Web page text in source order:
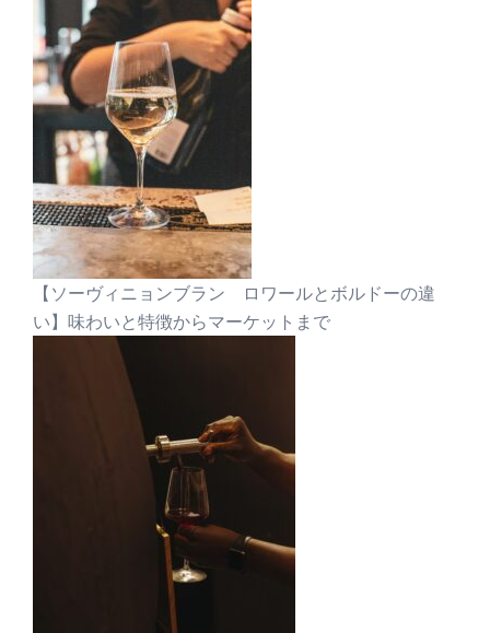
【ソーヴィニョンブラン ロワールとボルドーの違
い】味わいと特徴からマーケットまで